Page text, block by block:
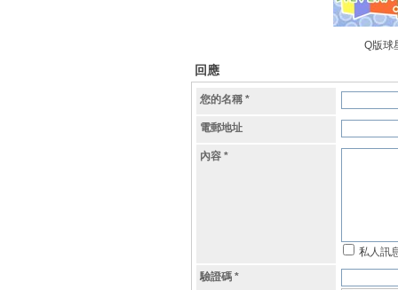
Q版球
回應
您的名稱 *
電郵地址
內容 *
私人訊
驗證碼 *